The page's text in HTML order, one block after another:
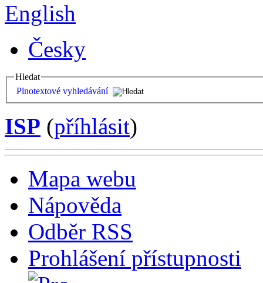
English
Česky
Hledat
Plnotextové vyhledávání
ISP (příhlásit)
Mapa webu
Nápověda
Odběr RSS
Prohlášení přístupnosti